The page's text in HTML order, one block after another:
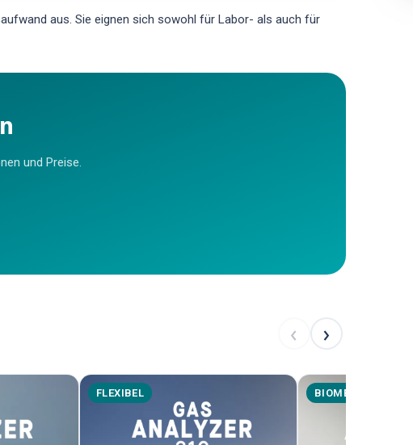
aus. Sie eignen sich sowohl für Labor- als auch für
und Preise.
‹ ›
FLEXIBEL BIOMETHAN